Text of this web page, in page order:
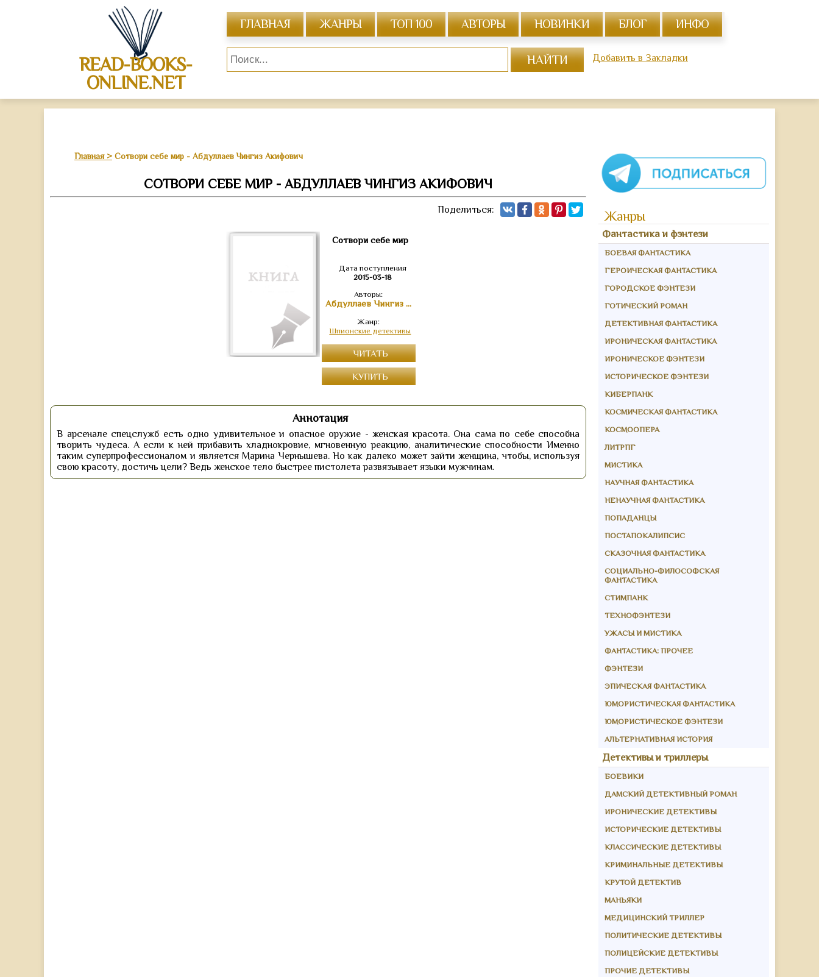
READ-BOOKS-
ONLINE.NET
ГЛАВНАЯ ЖАНРЫ ТОП 100 АВТОРЫ НОВИНКИ БЛОГ ИНФО
Добавить в Закладки
Главная Сотвори себе мир - Абдуллаев Чингиз Акифович
СОТВОРИ СЕБЕ МИР - АБДУЛЛАЕВ ЧИНГИЗ АКИФОВИЧ
Поделиться:
Сотвори себе мир
Дата поступления
2015-03-18
Авторы:
Абдуллаев Чингиз Акифович
Жанр:
Шпионские детективы
ЧИТАТЬ
КУПИТЬ
Аннотация
В арсенале спецслужб есть одно удивительное и опасное оружие - женская красота. Она сама по себе способна
творить чудеса. А если к ней прибавить хладнокровие, мгновенную реакцию, аналитические способности Именно
таким суперпрофессионалом и является Марина Чернышева. Но как далеко может зайти женщина, чтобы, используя
свою красоту, достичь цели? Ведь женское тело быстрее пистолета развязывает языки мужчинам.
Жанры
Фантастика и фэнтези
БОЕВАЯ ФАНТАСТИКА
ГЕРОИЧЕСКАЯ ФАНТАСТИКА
ГОРОДСКОЕ ФЭНТЕЗИ
ГОТИЧЕСКИЙ РОМАН
ДЕТЕКТИВНАЯ ФАНТАСТИКА
ИРОНИЧЕСКАЯ ФАНТАСТИКА
ИРОНИЧЕСКОЕ ФЭНТЕЗИ
ИСТОРИЧЕСКОЕ ФЭНТЕЗИ
КИБЕРПАНК
КОСМИЧЕСКАЯ ФАНТАСТИКА
КОСМООПЕРА
ЛИТРПГ
МИСТИКА
НАУЧНАЯ ФАНТАСТИКА
НЕНАУЧНАЯ ФАНТАСТИКА
ПОПАДАНЦЫ
ПОСТАПОКАЛИПСИС
СКАЗОЧНАЯ ФАНТАСТИКА
СОЦИАЛЬНО-ФИЛОСОФСКАЯ
ФАНТАСТИКА
СТИМПАНК
ТЕХНОФЭНТЕЗИ
УЖАСЫ И МИСТИКА
ФАНТАСТИКА: ПРОЧЕЕ
ФЭНТЕЗИ
ЭПИЧЕСКАЯ ФАНТАСТИКА
ЮМОРИСТИЧЕСКАЯ ФАНТАСТИКА
ЮМОРИСТИЧЕСКОЕ ФЭНТЕЗИ
АЛЬТЕРНАТИВНАЯ ИСТОРИЯ
Детективы и триллеры
БОЕВИКИ
ДАМСКИЙ ДЕТЕКТИВНЫЙ РОМАН
ИРОНИЧЕСКИЕ ДЕТЕКТИВЫ
ИСТОРИЧЕСКИЕ ДЕТЕКТИВЫ
КЛАССИЧЕСКИЕ ДЕТЕКТИВЫ
КРИМИНАЛЬНЫЕ ДЕТЕКТИВЫ
КРУТОЙ ДЕТЕКТИВ
МАНЬЯКИ
МЕДИЦИНСКИЙ ТРИЛЛЕР
ПОЛИТИЧЕСКИЕ ДЕТЕКТИВЫ
ПОЛИЦЕЙСКИЕ ДЕТЕКТИВЫ
ПРОЧИЕ ДЕТЕКТИВЫ